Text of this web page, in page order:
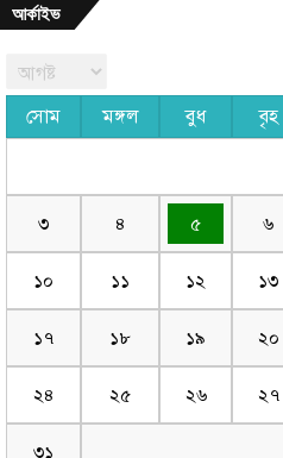
আর্কাইভ
সোম মঙ্গল বুধ বৃহ
৩ ৪ ৫ ৬
১০ ১১ ১২ ১৩
১৭ ১৮ ১৯ ২০
২৪ ২৫ ২৬ ২৭
৩১